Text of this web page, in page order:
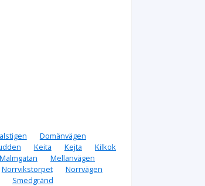
Domänvägen
Keita Kejta
Kilkok
Malmgatan
Mellanvägen
Norrvikstorpet
Norrvägen
Smedgränd